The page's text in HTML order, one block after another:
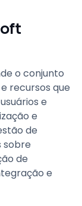
o conjunto
recursos que
e
e
de
sobre
de
e